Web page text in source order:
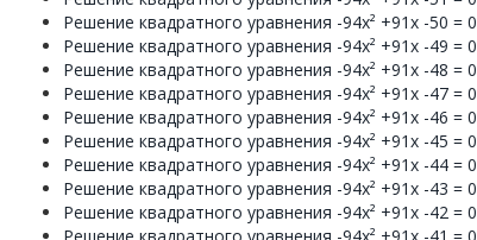
Решение квадратного уравнения -94x² +91x -50 = 0
Решение квадратного уравнения -94x² +91x -49 = 0
Решение квадратного уравнения -94x² +91x -48 = 0
Решение квадратного уравнения -94x² +91x -47 = 0
Решение квадратного уравнения -94x² +91x -46 = 0
Решение квадратного уравнения -94x² +91x -45 = 0
Решение квадратного уравнения -94x² +91x -44 = 0
Решение квадратного уравнения -94x² +91x -43 = 0
Решение квадратного уравнения -94x² +91x -42 = 0
Решение квадратного уравнения -94x² +91x -41 = 0